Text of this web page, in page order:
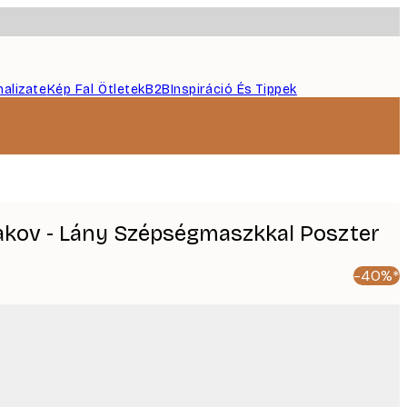
Kép Fal ÖtletekB2BInspiráció És Tippek
- Lány Szépségmaszkkal Poszter
-40%*